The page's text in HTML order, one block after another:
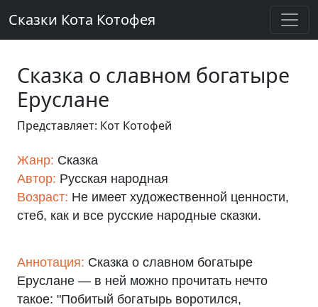
Сказки Кота Котофея
Сказка о славном богатыре
Еруслане
Представляет: Кот Котофей
Жанр: Сказка
Автор: Русская народная
Возраст: Не имеет художественной ценности,
стеб, как и все русские народные сказки.
Аннотация: Сказка о славном богатыре
Еруслане — в ней можно прочитать нечто
такое: "Побитый богатырь воротился,